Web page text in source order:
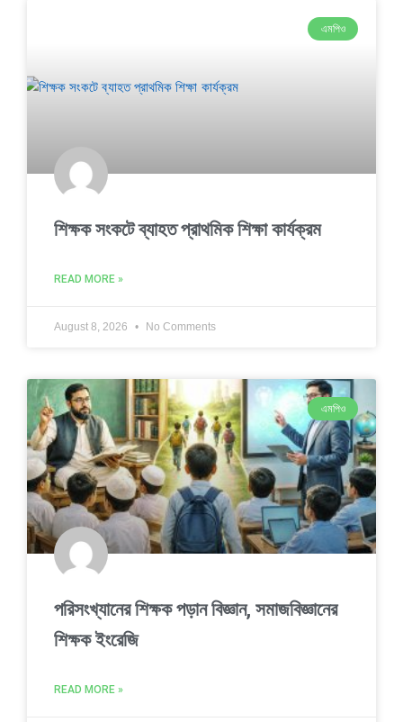
এমপিও
শিক্ষক সংকটে ব্যাহত প্রাথমিক শিক্ষা কার্যক্রম
READ MORE »
August 8, 2026 No Comments
এমপিও
পরিসংখ্যানের শিক্ষক পড়ান বিজ্ঞান, সমাজবিজ্ঞানের
শিক্ষক ইংরেজি
READ MORE »